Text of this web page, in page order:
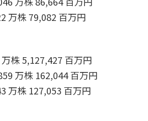
万株 79,082 百万円
株 5,127,427 百万円
万株 162,044 百万円
万株 127,053 百万円